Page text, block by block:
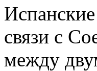
связи с
между